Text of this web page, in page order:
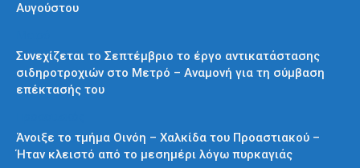
Αυγούστου
Συνεχίζεται το Σεπτέμβριο το έργο αντικατάστασης
σιδηροτροχιών στο Μετρό – Αναμονή για τη σύμβαση
επέκτασής του
Άνοιξε το τμήμα Οινόη – Χαλκίδα του Προαστιακού –
Ήταν κλειστό από το μεσημέρι λόγω πυρκαγιάς